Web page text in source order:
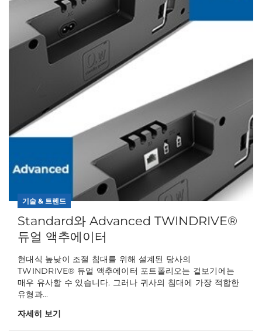
기술 & 트렌드
Standard와 Advanced TWINDRIVE®
듀얼 액추에이터
현대식 높낮이 조절 침대를 위해 설계된 당사의
TWINDRIVE® 듀얼 액추에이터 포트폴리오는 겉보기에는
매우 유사할 수 있습니다. 그러나 귀사의 침대에 가장 적합한
유형과...
자세히 보기